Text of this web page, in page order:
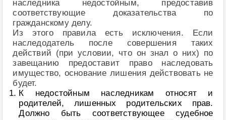
наследника недостойным, предоставив
соответствующие доказательства по
гражданскому делу.
Из этого правила есть исключения. Если
наследодатель после совершения таких
действий (при условии, что он знал о них) по
завещанию предоставит право наследовать
имущество, основание лишения действовать не
будет.
К недостойным наследникам относят и
родителей, лишенных родительских прав.
Должно быть соответствующее судебное